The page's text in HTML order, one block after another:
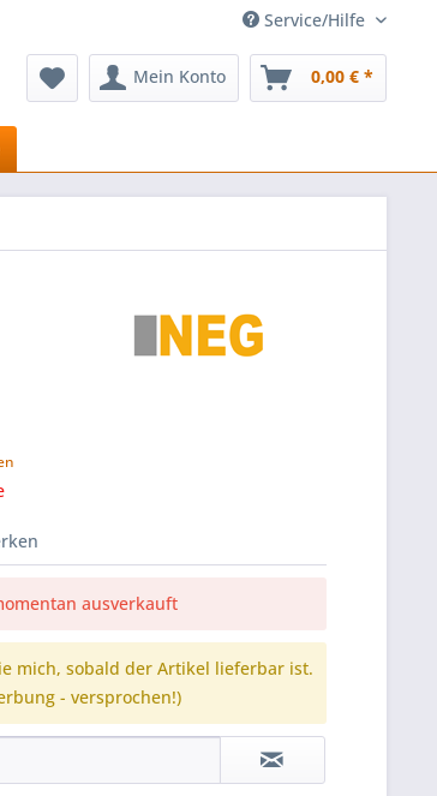
Service/Hilfe
Mein Konto 0,00 € *
ausverkauft
mich, sobald der Artikel lieferbar ist.
- versprochen!)